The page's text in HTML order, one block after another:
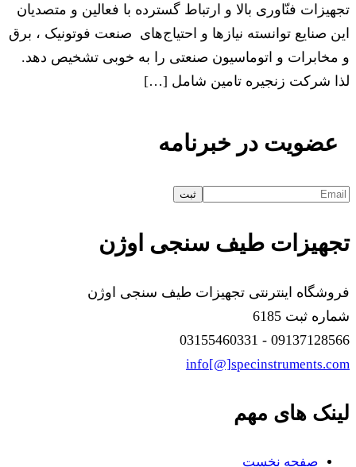
تجهيزات فنّاوری بالا و ارتباط گسترده با فعالين و متصدیان
اين صنايع توانسته نیازها و احتیاج‌های صنعت فوتونیک ، برق
و مخابرات و اتوماسیون صنعتی را به خوبی تشخیص دهد.
لذا شرکت زنجیره تامین شامل […]
عضویت در خبرنامه
تجهیزات طیف سنجی اوژن
فروشگاه اینترنتی تجهیزات طیف سنجی اوژن
شماره ثبت 6185
09137128566 - 03155460331
info[@]specinstruments.com
لینک های مهم
صفحه نخست